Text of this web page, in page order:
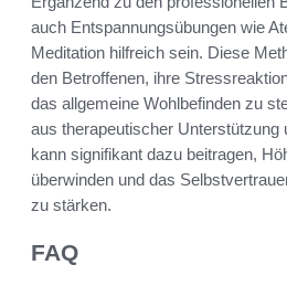
auch Entspannungsübungen wie
Meditation hilfreich sein. Diese
den Betroffenen, ihre
das allgemeine Wohlbefinden zu
aus therapeutischer Unterstützung
kann signifikant dazu beitragen,
überwinden und das
zu stärken.
FAQ